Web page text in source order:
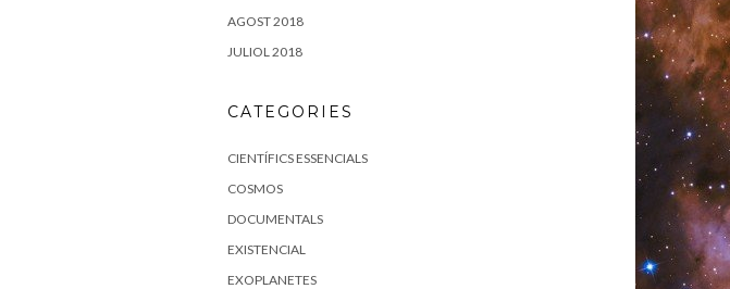
AGOST 2018
JULIOL 2018
CATEGORIES
CIENTÍFICS ESSENCIALS
COSMOS
DOCUMENTALS
EXISTENCIAL
EXOPLANETES